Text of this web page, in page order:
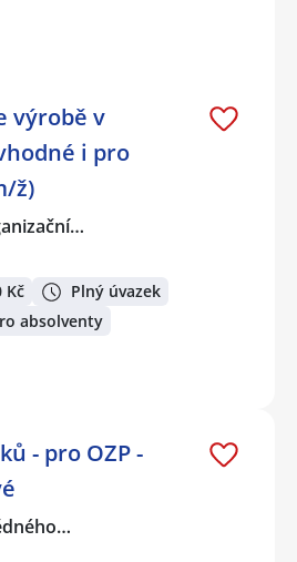
výrobě v
i pro
ž)
Kč
Plný úvazek
absolventy
- pro OZP -